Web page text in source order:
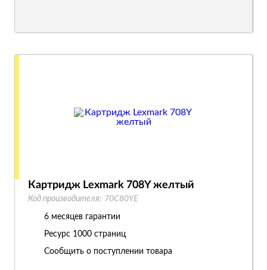
Картридж Lexmark 708Y желтый
Код производителя: 70C80YE
6 месяцев гарантии
Ресурс 1000 страниц
Сообщить о поступлении товара